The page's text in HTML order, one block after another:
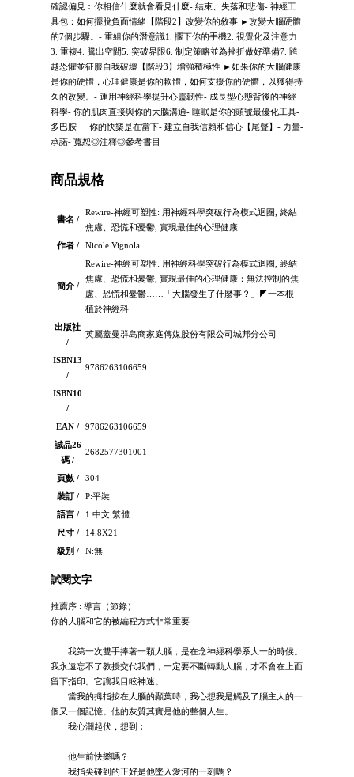
確認偏見︰你相信什麼就會看見什麼- 結束、失落和悲傷- 神經工
具包：如何擺脫負面情緒【階段2】改變你的敘事 ►改變大腦硬體
的7個步驟。- 重組你的潛意識1. 擱下你的手機2. 視覺化及注意力
3. 重複4. 騰出空間5. 突破界限6. 制定策略並為挫折做好準備7. 跨
越恐懼並征服自我破壞【階段3】增強積極性 ►如果你的大腦健康
是你的硬體，心理健康是你的軟體，如何支援你的硬體，以獲得持
久的改變。- 運用神經科學提升心靈韌性- 成長型心態背後的神經
科學- 你的肌肉直接與你的大腦溝通- 睡眠是你的頭號最優化工具-
多巴胺──你的快樂是在當下- 建立自我信賴和信心【尾聲】- 力量-
承諾- 寬恕◎注釋◎參考書目
商品規格
書名 /
Rewire-神經可塑性: 用神經科學突破行為模式迴圈, 終結
焦慮、恐慌和憂鬱, 實現最佳的心理健康
作者 /
Nicole Vignola
簡介 /
Rewire-神經可塑性: 用神經科學突破行為模式迴圈, 終結
焦慮、恐慌和憂鬱, 實現最佳的心理健康：無法控制的焦
慮、恐慌和憂鬱……「大腦發生了什麼事？」◤一本根
植於神經科
出版社
/
英屬蓋曼群島商家庭傳媒股份有限公司城邦分公司
ISBN13
/
9786263106659
ISBN10
/
EAN /
9786263106659
誠品26
碼 /
2682577301001
頁數 /
304
裝訂 /
P:平裝
語言 /
1:中文 繁體
尺寸 /
14.8X21
級別 /
N:無
試閱文字
推薦序 : 導言（節錄）
你的大腦和它的被編程方式非常重要
我第一次雙手捧著一顆人腦，是在念神經科學系大一的時候。
我永遠忘不了教授交代我們，一定要不斷轉動人腦，才不會在上面
留下指印。它讓我目眩神迷。
當我的拇指按在人腦的顳葉時，我心想我是觸及了腦主人的一
個又一個記憶。他的灰質其實是他的整個人生。
我心潮起伏，想到︰
他生前快樂嗎？
我指尖碰到的正好是他墜入愛河的一刻嗎？